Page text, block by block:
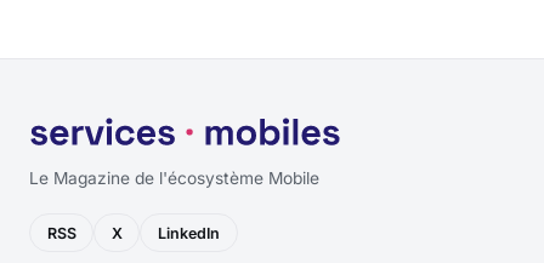
Le Magazine de l'écosystème Mobile
RSS X LinkedIn